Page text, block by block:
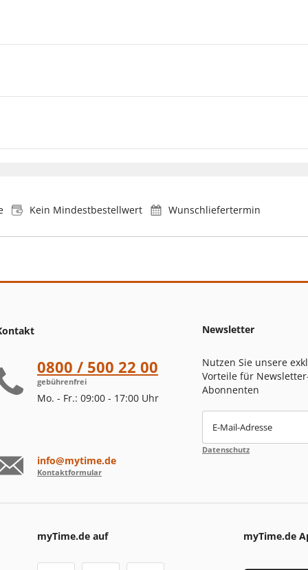
Kein Mindestbestellwert Wunschliefertermin
0800 / 500 22 00
gebührenfrei
Mo. - Fr.: 09:00 - 17:00 Uhr
info@mytime.de
Kontaktformular
Newsletter
Nutzen Sie unsere
Vorteile für
Abonnenten
E-Mail-Adresse
Datenschutz
myTime.de auf myTime.de